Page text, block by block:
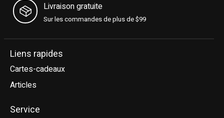
Livraison gratuite
Sur les commandes de plus de $99
Liens rapides
Cartes-cadeaux
Articles
Service